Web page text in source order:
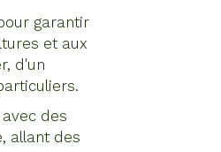
garantir
et aux
d'un
des
allant des